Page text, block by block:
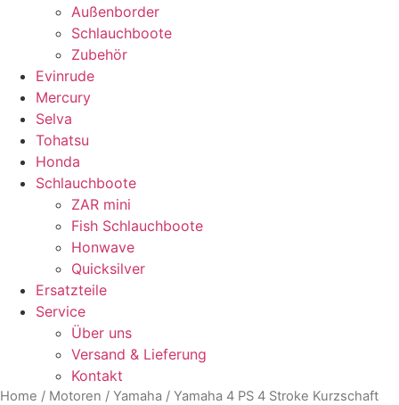
Außenborder
Schlauchboote
Zubehör
Evinrude
Mercury
Selva
Tohatsu
Honda
Schlauchboote
ZAR mini
Fish Schlauchboote
Honwave
Quicksilver
Ersatzteile
Service
Über uns
Versand & Lieferung
Kontakt
Home / Motoren / Yamaha / Yamaha 4 PS 4 Stroke Kurzschaft